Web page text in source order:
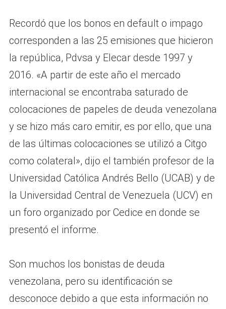
Recordó que los bonos en default o impago
corresponden a las 25 emisiones que hicieron
la república, Pdvsa y Elecar desde 1997 y
2016. «A partir de este año el mercado
internacional se encontraba saturado de
colocaciones de papeles de deuda venezolana
y se hizo más caro emitir, es por ello, que una
de las últimas colocaciones se utilizó a Citgo
como colateral», dijo el también profesor de la
Universidad Católica Andrés Bello (UCAB) y de
la Universidad Central de Venezuela (UCV) en
un foro organizado por Cedice en donde se
presentó el informe.
Son muchos los bonistas de deuda
venezolana, pero su identificación se
desconoce debido a que esta información no